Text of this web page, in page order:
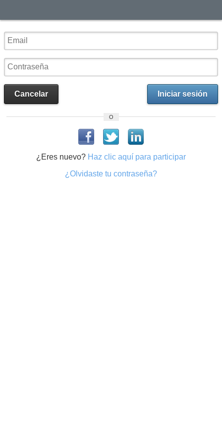
Iniciar sesión
Cancelar
O
¿Eres nuevo? Haz clic aquí para participar
¿Olvidaste tu contraseña?